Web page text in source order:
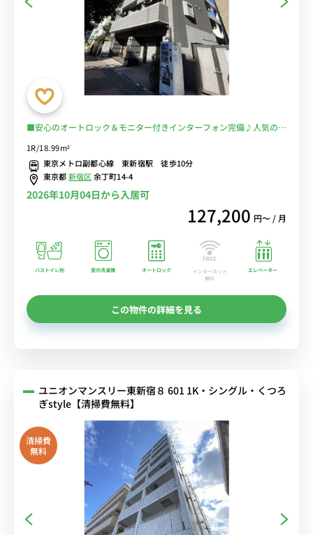
■安心のオートロック＆モニター付きインターフォン完備♪人気のバ
トロ・都営線など複数路線の利用可能/24時間営業のスーパー「マル
エツ」あり/新宿御苑もすぐ近く■選べるWi-Fi格安レンタル中！
1R/18.99m²
東京メトロ副都心線 東新宿駅 徒歩10分
東京都新宿区余丁町14-4
2026年10月04日から入居可
127,200 円〜 / 月
バストイレ別 室内洗濯機 オートロック
インターネット
無料
エレベーター
この物件の詳細を見る
ユニオンマンスリー東新宿８ 601 1K・シングル・くつろ
ぎstyle【清掃費無料】
清掃費
無料